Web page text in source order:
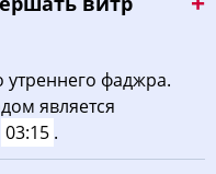
15:42 18:38
15:41
фаджра.
является
03:15 .